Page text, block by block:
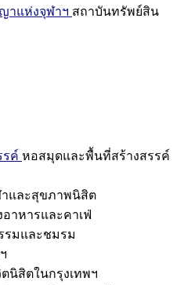
าแห่งจุฬาฯ สถาบันทรัพย์สิน
รค์ หอสมุดและพื้นที่สร้างสรรค์
และสุขภาพนิสิต
อาหารและคาเฟ่
รมและชมรม
นิสิตในกรุงเทพฯ